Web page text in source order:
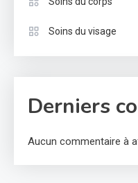
Soins du visage
Derniers
Aucun commentaire à